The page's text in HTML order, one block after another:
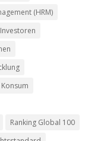
(HRM)
Ranking Global 100